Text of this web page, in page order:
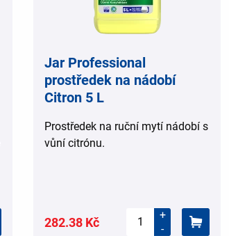
Jar Professional
prostředek na nádobí
Citron 5 L
Prostředek na ruční mytí nádobí s
vůní citrónu.
282.38 Kč
+
-